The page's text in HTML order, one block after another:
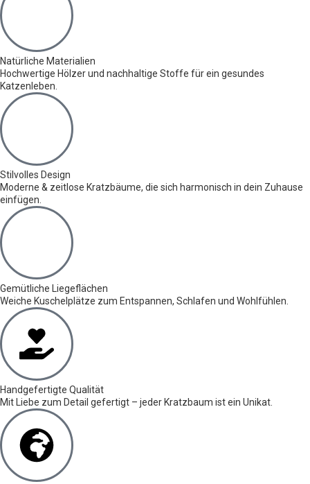
Natürliche Materialien
Hochwertige Hölzer und nachhaltige Stoffe für ein gesundes
Katzenleben.
Stilvolles Design
Moderne & zeitlose Kratzbäume, die sich harmonisch in dein Zuhause
einfügen.
Gemütliche Liegeflächen
Weiche Kuschelplätze zum Entspannen, Schlafen und Wohlfühlen.
Handgefertigte Qualität
Mit Liebe zum Detail gefertigt – jeder Kratzbaum ist ein Unikat.